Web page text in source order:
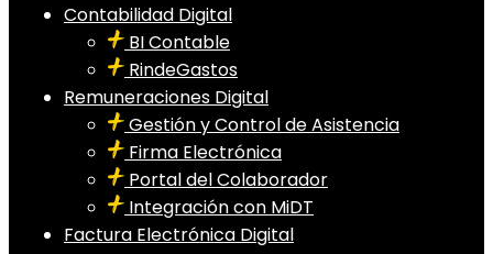
Contabilidad Digital
BI Contable
RindeGastos
Remuneraciones Digital
Gestión y Control de Asistencia
Firma Electrónica
Portal del Colaborador
Integración con MiDT
Factura Electrónica Digital